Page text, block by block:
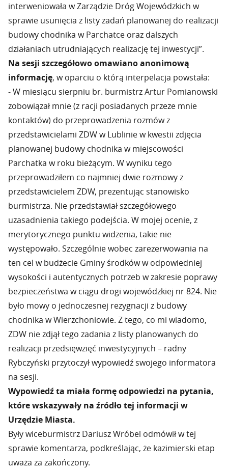
interweniowała w Zarządzie Dróg Wojewódzkich w
sprawie usunięcia z listy zadań planowanej do realizacji
budowy chodnika w Parchatce oraz dalszych
działaniach utrudniających realizację tej inwestycji”.
Na sesji szczegółowo omawiano anonimową
informację, w oparciu o którą interpelacja powstała:
- W miesiącu sierpniu br. burmistrz Artur Pomianowski
zobowiązał mnie (z racji posiadanych przeze mnie
kontaktów) do przeprowadzenia rozmów z
przedstawicielami ZDW w Lublinie w kwestii zdjęcia
planowanej budowy chodnika w miejscowości
Parchatka w roku bieżącym. W wyniku tego
przeprowadziłem co najmniej dwie rozmowy z
przedstawicielem ZDW, prezentując stanowisko
burmistrza. Nie przedstawiał szczegółowego
uzasadnienia takiego podejścia. W mojej ocenie, z
merytorycznego punktu widzenia, takie nie
występowało. Szczególnie wobec zarezerwowania na
ten cel w budżecie Gminy środków w odpowiedniej
wysokości i autentycznych potrzeb w zakresie poprawy
bezpieczeństwa w ciągu drogi wojewódzkiej nr 824. Nie
było mowy o jednoczesnej rezygnacji z budowy
chodnika w Wierzchoniowie. Z tego, co mi wiadomo,
ZDW nie zdjął tego zadania z listy planowanych do
realizacji przedsięwzięć inwestycyjnych – radny
Rybczyński przytoczył wypowiedź swojego informatora
na sesji.
Wypowiedź ta miała formę odpowiedzi na pytania,
które wskazywały na źródło tej informacji w
Urzędzie Miasta.
Były wiceburmistrz Dariusz Wróbel odmówił w tej
sprawie komentarza, podkreślając, że kazimierski etap
uważa za zakończony.